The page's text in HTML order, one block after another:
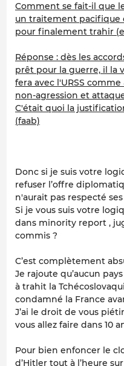
Comment se fait-il que
un traitement pacifique
pour finalement trahir
Réponse : dès les
prêt pour la guerre, il la
fera avec l'URSS
non-agression et
C'était quoi la
(faab)
Donc si je suis votre
refuser l’offre
n'aurait pas respecté
Si je vous suis votre
dans minority report ,
commis ?
C’est complètement
Je rajoute qu’aucun
à trahit la
condamné la France
J’ai le droit de vous
vous allez faire dans 10
Pour bien enfoncer le
d’Hitler tout à l’heure